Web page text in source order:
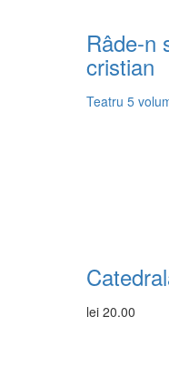
Râde-n
cristian
Teatru 5
lei 20.00